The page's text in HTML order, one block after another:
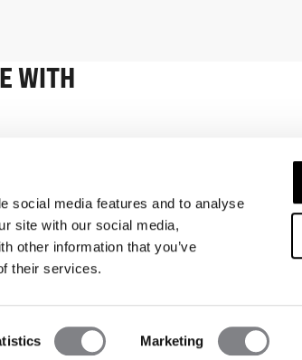
social media features and to analyse
site with our social media,
other information that you’ve
their services.
Marketing
WITH